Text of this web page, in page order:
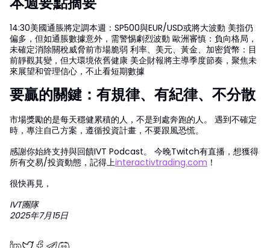
14:30美國通脹將定調本週：SP500與EUR/USD或將大波動 美指仍
偏多，但如通脹數據意外，需警惕劇烈波動 歐洲審慎：負向格局，
未確定消除關稅威脅前市場脆弱 利率、美元、黃金、加密貨幣：目
前靜觀其變，但大環境依舊健康 美企財報將主導季度節奏，聚焦未
來展望和管理信心，不止看短期數據
要贏的關鍵：有規律、有紀律、不分散
市場獎勵的是每天穩健累積的人，不是到處奔跑的人。 遇到不確定
時，專注自己方案，遵循投資計畫，不要跟風恐慌。
感謝你始終支持與回饋IVT Podcast。 今晚Twitch有直播，想獲得
所有交易/投資動態，記得上interactivtrading.com ！
很快再見，
IVT團隊
2025年7月15日